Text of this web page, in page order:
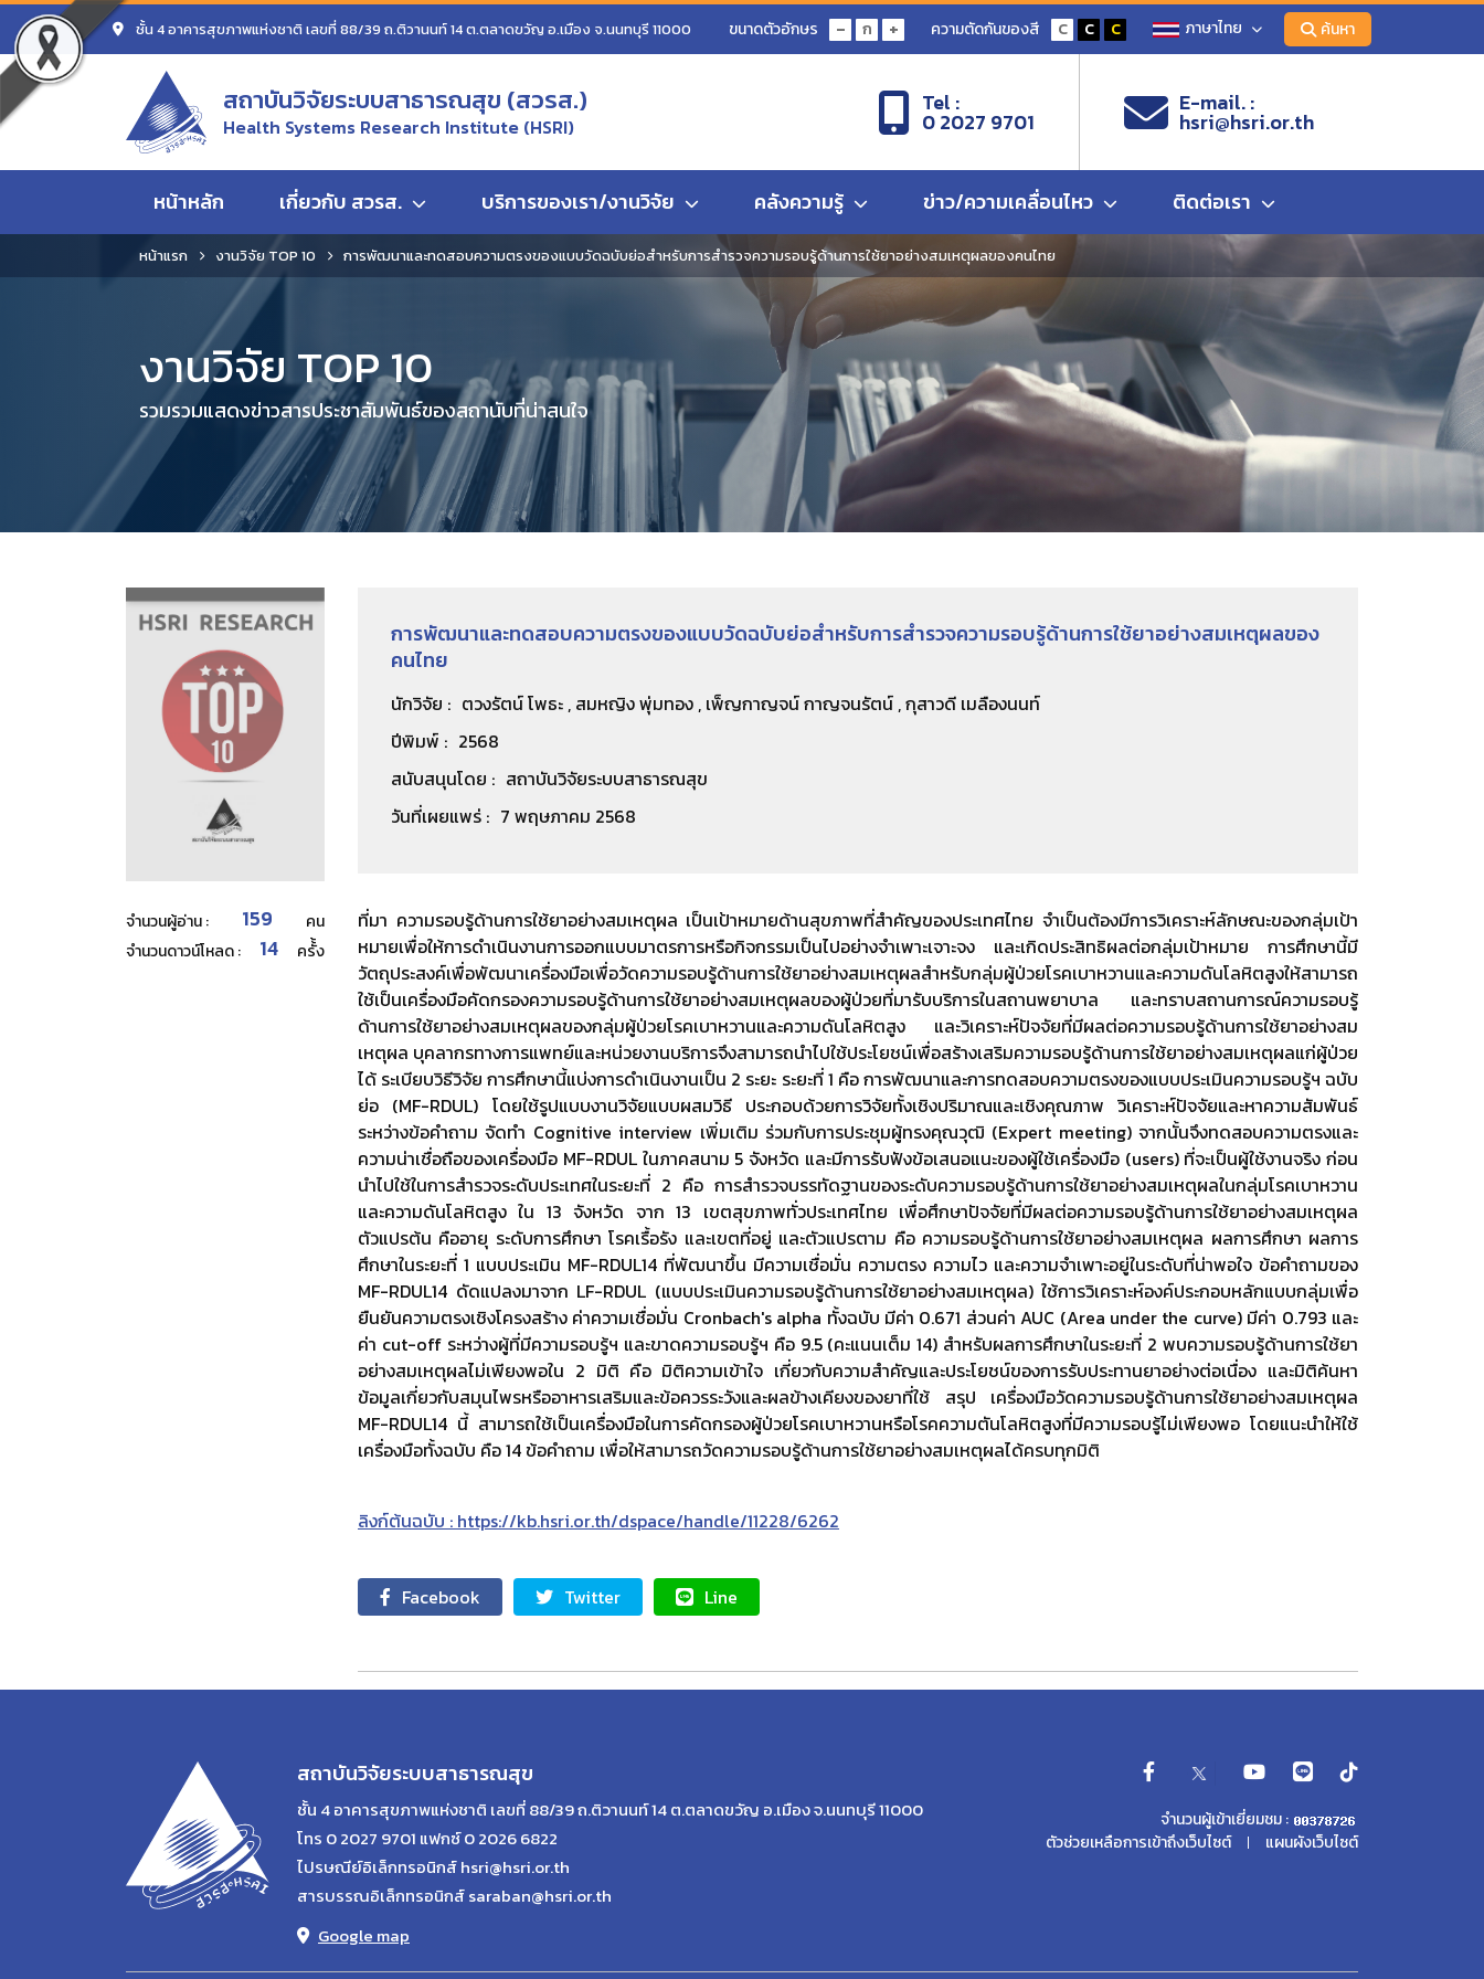
ชั้น 4 อาคารสุขภาพแห่งชาติ เลขที่ 88/39 ถ.ติวานนท์ 14 ต.ตลาดขวัญ อ.เมือง จ.นนทบุรี 11000 ขนาดตัวอักษร - ก + ความตัดกันของสี C C C ภาษาไทย ค้นหา
สถาบันวิจัยระบบสาธารณสุข (สวรส.)
Health Systems Research Institute (HSRI)
Tel :
0 2027 9701
E-mail. :
hsri@hsri.or.th
หน้าหลัก เกี่ยวกับ สวรส. บริการของเรา/งานวิจัย คลังความรู้ ข่าว/ความเคลื่อนไหว ติดต่อเรา
หน้าแรก งานวิจัย TOP 10 การพัฒนาและทดสอบความตรงของแบบวัดฉบับย่อสำหรับการสำรวจความรอบรู้ด้านการใช้ยาอย่างสมเหตุผลของคนไทย
งานวิจัย TOP 10
รวมรวมแสดงข่าวสารประชาสัมพันธ์ของสถานับที่น่าสนใจ
จำนวนผู้อ่าน : 159
คน
จำนวนดาวน์โหลด :
14 ครั้้ง
การพัฒนาและทดสอบความตรงของแบบวัดฉบับย่อสำหรับการสำรวจความรอบรู้ด้านการใช้ยาอย่างสมเหตุผลของ
คนไทย
นักวิจัย : ตวงรัตน์ โพธะ , สมหญิง พุ่มทอง , เพ็ญกาญจน์ กาญจนรัตน์ , กุสาวดี เมลืองนนท์
ปีพิมพ์ : 2568
สนับสนุนโดย : สถาบันวิจัยระบบสาธารณสุข
วันที่เผยแพร่ : 7 พฤษภาคม 2568
ที่มา ความรอบรู้ด้านการใช้ยาอย่างสมเหตุผล เป็นเป้าหมายด้านสุขภาพที่สำคัญของประเทศไทย จำเป็นต้องมีการวิเคราะห์ลักษณะของกลุ่มเป้า
หมายเพื่อให้การดำเนินงานการออกแบบมาตรการหรือกิจกรรมเป็นไปอย่างจำเพาะเจาะจง และเกิดประสิทธิผลต่อกลุ่มเป้าหมาย การศึกษานี้มี
วัตถุประสงค์เพื่อพัฒนาเครื่องมือเพื่อวัดความรอบรู้ด้านการใช้ยาอย่างสมเหตุผลสำหรับกลุ่มผู้ป่วยโรคเบาหวานและความดันโลหิตสูงให้สามารถ
ใช้เป็นเครื่องมือคัดกรองความรอบรู้ด้านการใช้ยาอย่างสมเหตุผลของผู้ป่วยที่มารับบริการในสถานพยาบาล และทราบสถานการณ์ความรอบรู้
ด้านการใช้ยาอย่างสมเหตุผลของกลุ่มผู้ป่วยโรคเบาหวานและความดันโลหิตสูง และวิเคราะห์ปัจจัยที่มีผลต่อความรอบรู้ด้านการใช้ยาอย่างสม
เหตุผล บุคลากรทางการแพทย์และหน่วยงานบริการจึงสามารถนำไปใช้ประโยชน์เพื่อสร้างเสริมความรอบรู้ด้านการใช้ยาอย่างสมเหตุผลแก่ผู้ป่วย
ได้ ระเบียบวิธีวิจัย การศึกษานี้แบ่งการดำเนินงานเป็น 2 ระยะ ระยะที่ 1 คือ การพัฒนาและการทดสอบความตรงของแบบประเมินความรอบรู้ฯ ฉบับ
ย่อ (MF-RDUL) โดยใช้รูปแบบงานวิจัยแบบผสมวิธี ประกอบด้วยการวิจัยทั้งเชิงปริมาณและเชิงคุณภาพ วิเคราะห์ปัจจัยและหาความสัมพันธ์
ระหว่างข้อคำถาม จัดทำ Cognitive interview เพิ่มเติม ร่วมกับการประชุมผู้ทรงคุณวุฒิ (Expert meeting) จากนั้นจึงทดสอบความตรงและ
ความน่าเชื่อถือของเครื่องมือ MF-RDUL ในภาคสนาม 5 จังหวัด และมีการรับฟังข้อเสนอแนะของผู้ใช้เครื่องมือ (users) ที่จะเป็นผู้ใช้งานจริง ก่อน
นำไปใช้ในการสำรวจระดับประเทศในระยะที่ 2 คือ การสำรวจบรรทัดฐานของระดับความรอบรู้ด้านการใช้ยาอย่างสมเหตุผลในกลุ่มโรคเบาหวาน
และความดันโลหิตสูง ใน 13 จังหวัด จาก 13 เขตสุขภาพทั่วประเทศไทย เพื่อศึกษาปัจจัยที่มีผลต่อความรอบรู้ด้านการใช้ยาอย่างสมเหตุผล
ตัวแปรต้น คืออายุ ระดับการศึกษา โรคเรื้อรัง และเขตที่อยู่ และตัวแปรตาม คือ ความรอบรู้ด้านการใช้ยาอย่างสมเหตุผล ผลการศึกษา ผลการ
ศึกษาในระยะที่ 1 แบบประเมิน MF-RDUL14 ที่พัฒนาขึ้น มีความเชื่อมั่น ความตรง ความไว และความจำเพาะอยู่ในระดับที่น่าพอใจ ข้อคำถามของ
MF-RDUL14 ดัดแปลงมาจาก LF-RDUL (แบบประเมินความรอบรู้ด้านการใช้ยาอย่างสมเหตุผล) ใช้การวิเคราะห์องค์ประกอบหลักแบบกลุ่มเพื่อ
ยืนยันความตรงเชิงโครงสร้าง ค่าความเชื่อมั่น Cronbach's alpha ทั้งฉบับ มีค่า 0.671 ส่วนค่า AUC (Area under the curve) มีค่า 0.793 และ
ค่า cut-off ระหว่างผู้ที่มีความรอบรู้ฯ และขาดความรอบรู้ฯ คือ 9.5 (คะแนนเต็ม 14) สำหรับผลการศึกษาในระยะที่ 2 พบความรอบรู้ด้านการใช้ยา
อย่างสมเหตุผลไม่เพียงพอใน 2 มิติ คือ มิติความเข้าใจ เกี่ยวกับความสำคัญและประโยชน์ของการรับประทานยาอย่างต่อเนื่อง และมิติค้นหา
ข้อมูลเกี่ยวกับสมุนไพรหรืออาหารเสริมและข้อควรระวังและผลข้างเคียงของยาที่ใช้ สรุป เครื่องมือวัดความรอบรู้ด้านการใช้ยาอย่างสมเหตุผล
MF-RDUL14 นี้ สามารถใช้เป็นเครื่องมือในการคัดกรองผู้ป่วยโรคเบาหวานหรือโรคความตันโลหิตสูงที่มีความรอบรู้ไม่เพียงพอ โดยแนะนำให้ใช้
เครื่องมือทั้งฉบับ คือ 14 ข้อคำถาม เพื่อให้สามารถวัดความรอบรู้ด้านการใช้ยาอย่างสมเหตุผลได้ครบทุกมิติ
ลิงก์ต้นฉบับ : https://kb.hsri.or.th/dspace/handle/11228/6262
Facebook Twitter Line
สถาบันวิจัยระบบสาธารณสุข
ชั้น 4 อาคารสุขภาพแห่งชาติ เลขที่ 88/39 ถ.ติวานนท์ 14 ต.ตลาดขวัญ อ.เมือง จ.นนทบุรี 11000
โทร 0 2027 9701 แฟกซ์ 0 2026 6822
ไปรษณีย์อิเล็กทรอนิกส์ hsri@hsri.or.th
สารบรรณอิเล็กทรอนิกส์ saraban@hsri.or.th
Google map
จำนวนผู้เข้าเยี่ยมชม :
ตัวช่วยเหลือการเข้าถึงเว็บไซต์
แผนผังเว็บไซต์